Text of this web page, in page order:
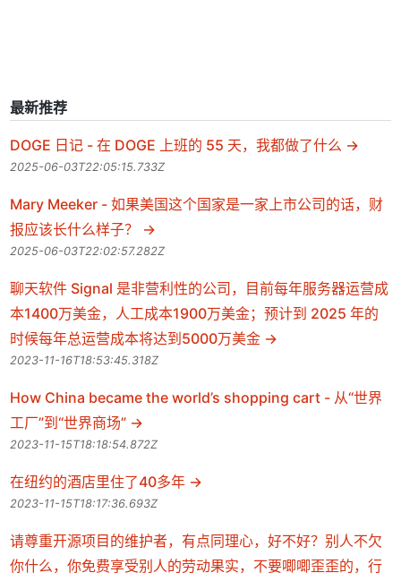
最新推荐
DOGE 日记 - 在 DOGE 上班的 55 天，我都做了什么
2025-06-03T22:05:15.733Z
Mary Meeker - 如果美国这个国家是一家上市公司的话，财
报应该长什么样子？
2025-06-03T22:02:57.282Z
聊天软件 Signal 是非营利性的公司，目前每年服务器运营成
本1400万美金，人工成本1900万美金；预计到 2025 年的
时候每年总运营成本将达到5000万美金
2023-11-16T18:53:45.318Z
How China became the world’s shopping cart - 从“世界
工厂”到“世界商场”
2023-11-15T18:18:54.872Z
在纽约的酒店里住了40多年
2023-11-15T18:17:36.693Z
请尊重开源项目的维护者，有点同理心，好不好？别人不欠
你什么，你免费享受别人的劳动果实，不要唧唧歪歪的，行